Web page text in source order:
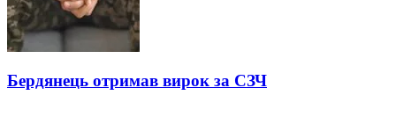
Бердянець отримав вирок за СЗЧ